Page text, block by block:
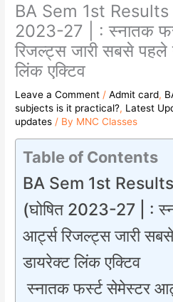
BA Sem 1st Results
2023-27 | : स्नातक
रिजल्ट्स जारी सबसे
लिंक एक्टिव
Leave a Comment /Admit card,
subjects is it practical?, Latest
updates / By MNC Classes
Table of Contents
BA Sem 1st
(घोषित 2023-27 | :
आर्ट्स रिजल्ट्स जारी
डायरेक्ट लिंक एक्टिव
स्नातक फर्स्ट सेमेस्टर